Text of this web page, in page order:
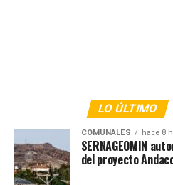
LO ÚLTIMO
COMUNALES hace 8
SERNAGEOMIN
del proyecto